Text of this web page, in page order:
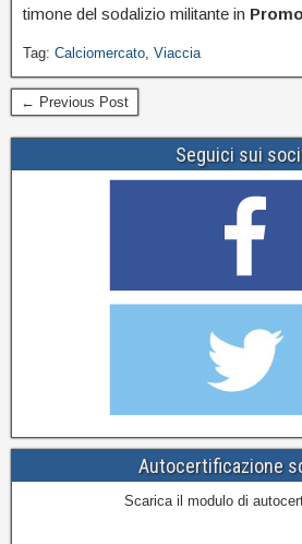
timone del sodalizio militante in
Tag: Calciomercato, Viaccia
← Previous Post
Seguici sui
Autocertificazione
Scarica il modulo di